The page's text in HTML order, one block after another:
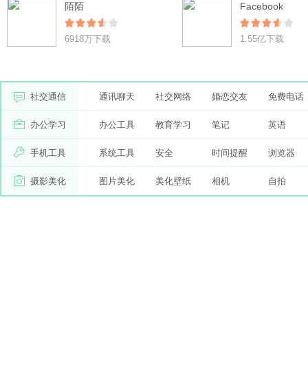
陌陌
6918万下载
Facebook
1.55亿下载
社交通信 通讯聊天 社交网络 婚恋交友 免费电话
办公学习 办公工具 教育学习 笔记 英语
手机工具 系统工具 安全 时间提醒 浏览器
摄影美化 图片美化 美化壁纸 相机 自拍